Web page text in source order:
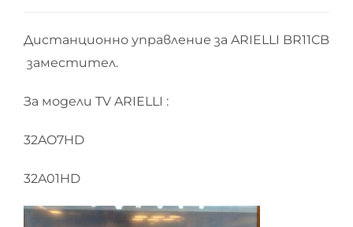
Дистанционно управление за ARIELLI BR11CB
заместител.
За модели TV ARIELLI :
32AO7HD
32A01HD